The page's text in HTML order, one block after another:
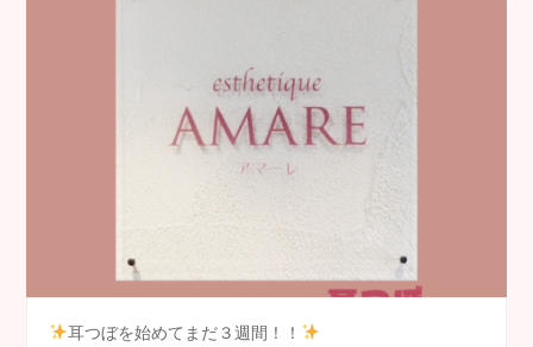
耳つぼを始めてまだ３週間！！